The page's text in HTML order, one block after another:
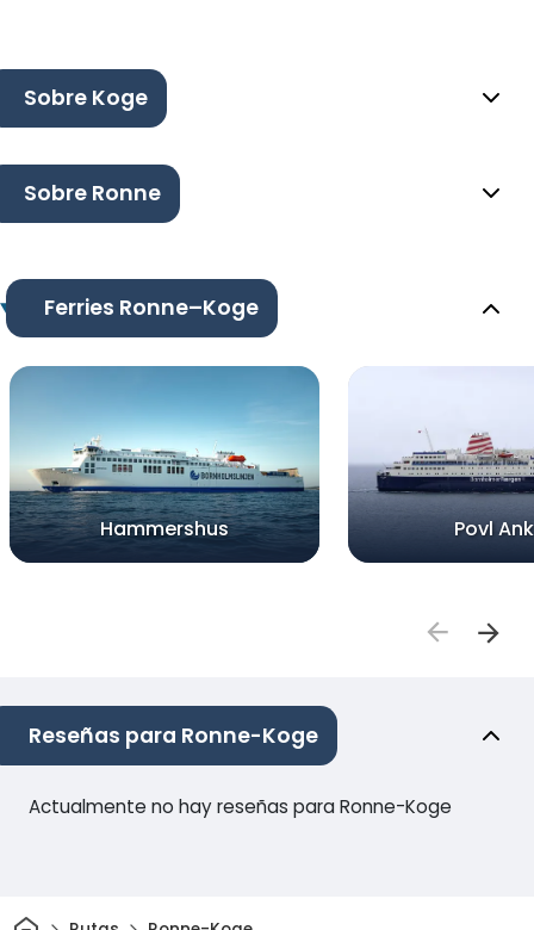
Sobre Koge
Sobre Ronne
Ferries Ronne–Koge
Hammershus Povl
Reseñas para Ronne-Koge
Actualmente no hay reseñas para Ronne-Koge
Inicio